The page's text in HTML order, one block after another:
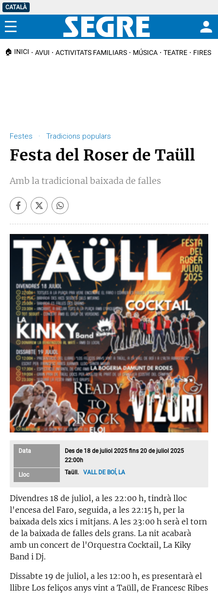
CATALÀ
Menú
🏠 INICI AVUI ACTIVITATS FAMILIARS MÚSICA TEATRE FIRES I
Festes · Tradicions populars
Festa del Roser de Taüll
Amb la tradicional baixada de falles
Data
Des de 18 de juliol 2025 fins 20 de juliol 2025
22:00h
Lloc Taüll.VALL DE BOÍ, LA
Divendres 18 de juliol, a les 22:00 h, tindrà lloc
l'encesa del Faro, seguida, a les 22:15 h, per la
baixada dels xics i mitjans. A les 23:00 h serà el torn
de la baixada de falles dels grans. La nit acabarà
amb un concert de l'Orquestra Cocktail, La Kiky
Band i Dj.
Dissabte 19 de juliol, a les 12:00 h, es presentarà el
llibre Los feliços anys vint a Taüll, de Francesc Ribes